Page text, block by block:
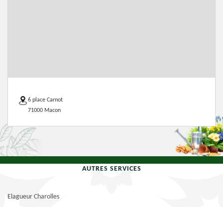
6 place Carnot
71000 Macon
AUTRES SERVICES
Elagueur Charolles